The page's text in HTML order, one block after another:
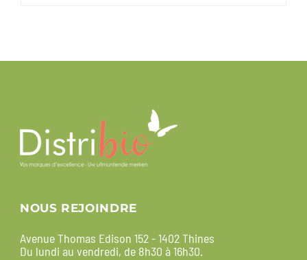
NOUS REJOINDRE
Avenue Thomas Edison 152 - 1402 Thines
Du lundi au vendredi, de 8h30 à 16h30.